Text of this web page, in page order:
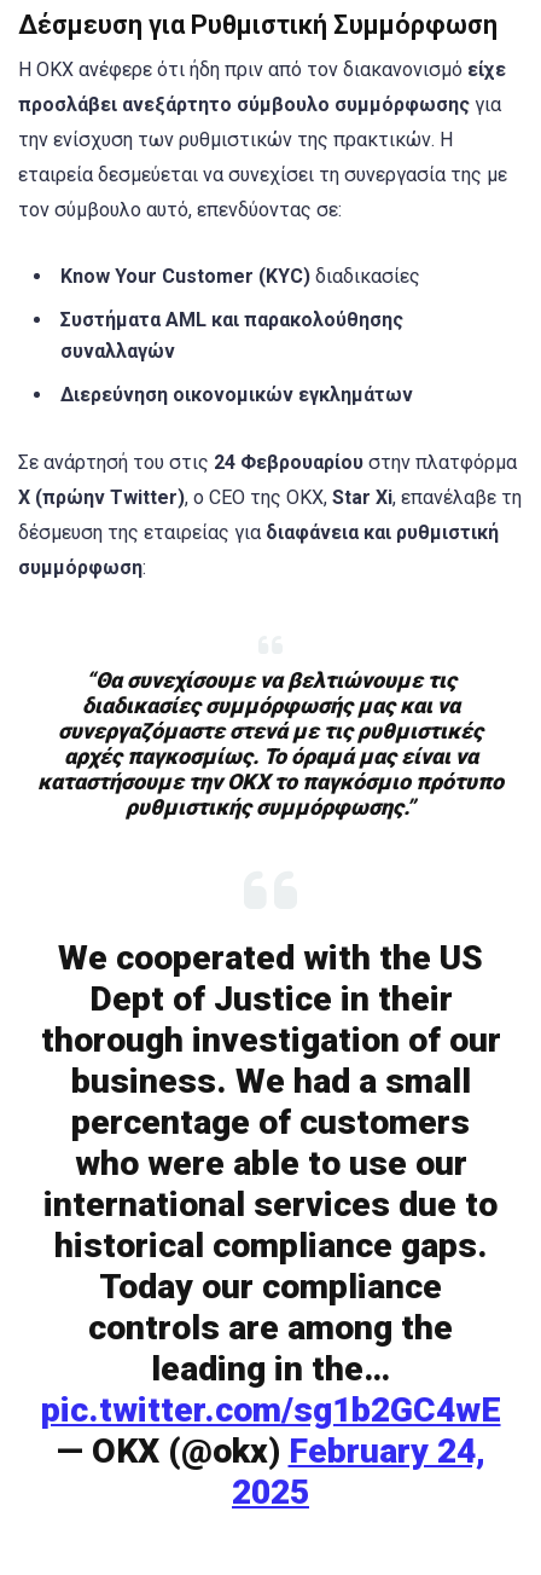
Δέσμευση για Ρυθμιστική Συμμόρφωση
Η OKX ανέφερε ότι ήδη πριν από τον διακανονισμό είχε
προσλάβει ανεξάρτητο σύμβουλο συμμόρφωσης για
την ενίσχυση των ρυθμιστικών της πρακτικών. Η
εταιρεία δεσμεύεται να συνεχίσει τη συνεργασία της με
τον σύμβουλο αυτό, επενδύοντας σε:
Know Your Customer (KYC) διαδικασίες
Συστήματα AML και παρακολούθησης
συναλλαγών
Διερεύνηση οικονομικών εγκλημάτων
Σε ανάρτησή του στις 24 Φεβρουαρίου στην πλατφόρμα
X (πρώην Twitter), ο CEO της OKX, Star Xi, επανέλαβε τη
δέσμευση της εταιρείας για διαφάνεια και ρυθμιστική
συμμόρφωση:
“Θα συνεχίσουμε να βελτιώνουμε τις
διαδικασίες συμμόρφωσής μας και να
συνεργαζόμαστε στενά με τις ρυθμιστικές
αρχές παγκοσμίως. Το όραμά μας είναι να
καταστήσουμε την OKX το παγκόσμιο πρότυπο
ρυθμιστικής συμμόρφωσης.”
We cooperated with the US
Dept of Justice in their
thorough investigation of our
business. We had a small
percentage of customers
who were able to use our
international services due to
historical compliance gaps.
Today our compliance
controls are among the
leading in the…
pic.twitter.com/sg1b2GC4wE
— OKX (@okx) February 24,
2025